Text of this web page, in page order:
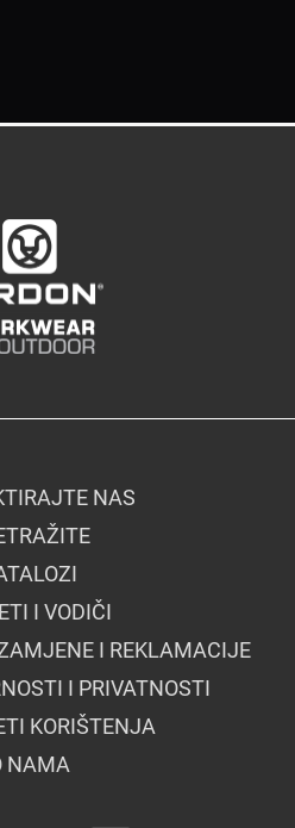
NAS
I VODIČI
I REKLAMACIJE
I PRIVATNOSTI
KORIŠTENJA
NAMA